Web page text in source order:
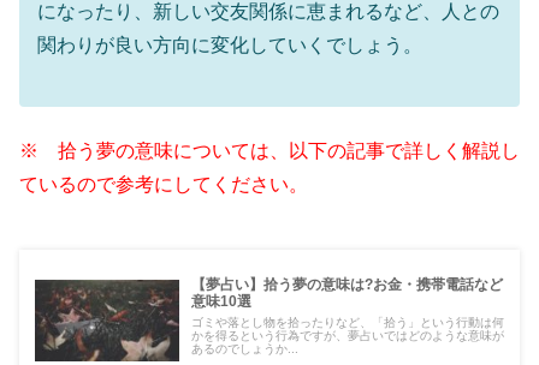
になったり、新しい交友関係に恵まれるなど、人との
関わりが良い方向に変化していくでしょう。
※ 拾う夢の意味については、以下の記事で詳しく解説し
ているので参考にしてください。
【夢占い】拾う夢の意味は?お金・携帯電話など
意味10選
ゴミや落とし物を拾ったりなど、「拾う」という行動は何
かを得るという行為ですが、夢占いではどのような意味が
あるのでしょうか...